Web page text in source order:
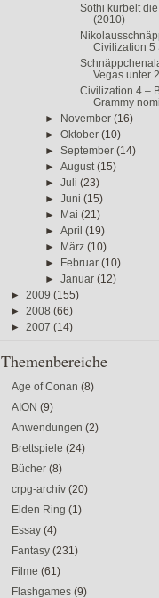
Sothi kurbelt
(2010)
Civilization 5
Vegas unter
Civilization 4 –
Grammy
► November(16)
►Oktober(10)
► September(14)
► August(15)
►
Juli(23)
►
Juni(15)
► Mai(21)
► April(19)
► März(10)
► Februar(10)
►
Januar(12)
► 2009 (155)
► 2008 (66)
► 2007 (14)
Themenbereiche
Age of Conan (8)
AION (9)
Anwendungen (2)
Brettspiele (24)
Bücher (8)
crpg-archiv (20)
Elden Ring (1)
Essay (4)
Fantasy (231)
Filme (61)
Flashgames (9)